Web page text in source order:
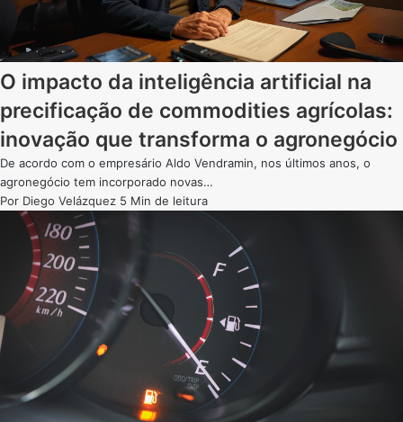
O impacto da inteligência artificial na
precificação de commodities agrícolas:
inovação que transforma o agronegócio
De acordo com o empresário Aldo Vendramin, nos últimos anos, o
agronegócio tem incorporado novas…
Por Diego Velázquez 5 Min de leitura